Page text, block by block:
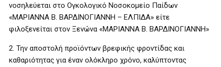
νοσηλεύεται στο Ογκολογικό Νοσοκομείο Παίδων
«ΜΑΡΙΑΝΝΑ Β. ΒΑΡΔΙΝΟΓΙΑΝΝΗ – ΕΛΠΙΔΑ» είτε
φιλοξενείται στον Ξενώνα «ΜΑΡΙΑΝΝΑ Β. ΒΑΡΔΙΝΟΓΙΑΝΝΗ»
2. Την αποστολή προϊόντων βρεφικής φροντίδας και
καθαριότητας για έναν ολόκληρο χρόνο, καλύπτοντας